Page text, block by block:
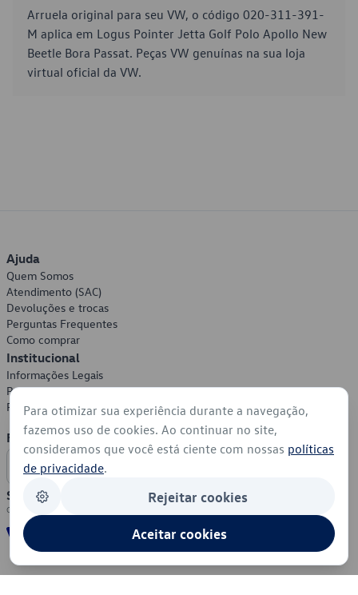
Arruela original para seu VW, o código 020-311-391-
M aplica em Logus Pointer Jetta Golf Polo Apollo New
Beetle Bora Passat. Peças VW genuínas na sua loja
virtual oficial da VW.
Ajuda
Quem Somos
Atendimento (SAC)
Devoluções e trocas
Perguntas Frequentes
Como comprar
Institucional
Informações Legais
Política de Privacidade
Política de Cookies
Formas de Pagamento
Segurança
Para otimizar sua experiência durante a navegação,
fazemos uso de cookies. Ao continuar no site,
consideramos que você está ciente com nossas políticas
de privacidade.
Rejeitar cookies
Aceitar cookies